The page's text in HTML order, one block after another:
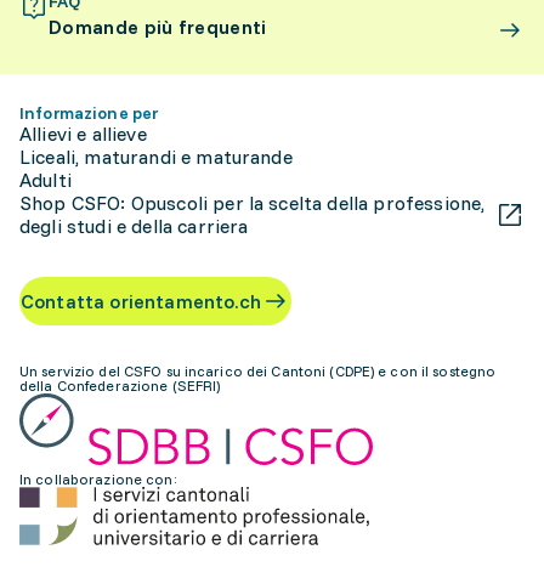
Domande più frequenti
Informazione per
Allievi e allieve
Liceali, maturandi e maturande
Adulti
Shop CSFO: Opuscoli per la scelta della professione,
degli studi e della carriera
Contatta orientamento.ch
Un servizio del CSFO su incarico dei Cantoni (CDPE) e con il sostegno
della Confederazione (SEFRI)
In collaborazione con: